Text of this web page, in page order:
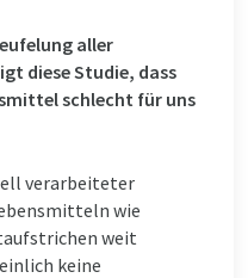
aller
diese Studie, dass
schlecht für uns
verarbeiteter
wie
weit
keine